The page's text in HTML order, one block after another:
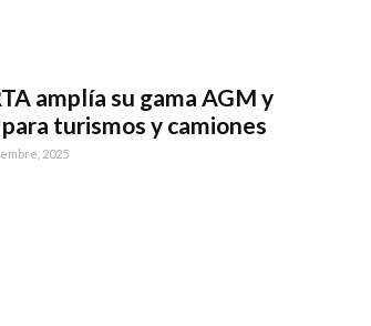
amplía su gama AGM y
para turismos y camiones
2025